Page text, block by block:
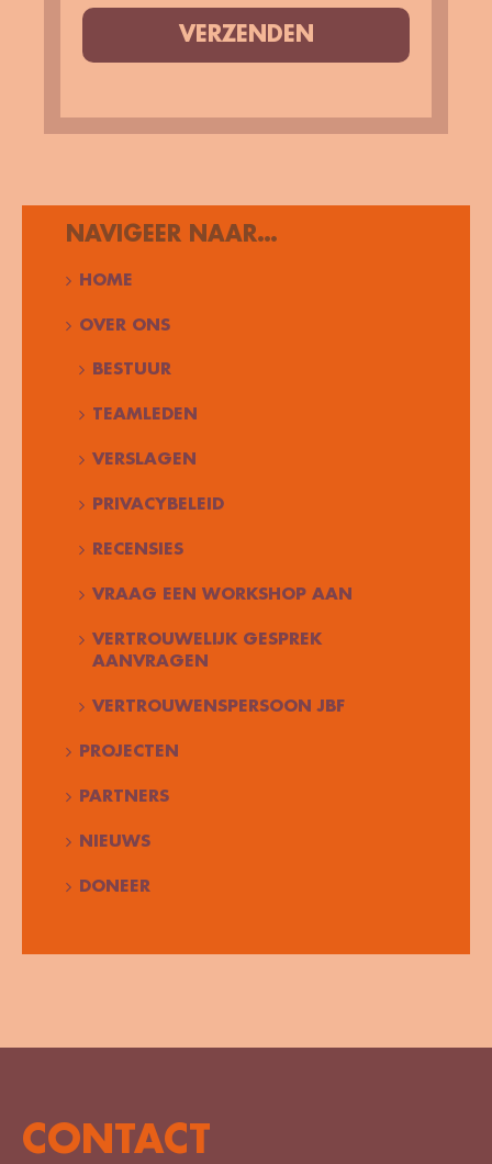
NAVIGEER NAAR…
HOME
OVER ONS
BESTUUR
TEAMLEDEN
VERSLAGEN
PRIVACYBELEID
RECENSIES
VRAAG EEN WORKSHOP AAN
VERTROUWELIJK GESPREK
AANVRAGEN
VERTROUWENSPERSOON JBF
PROJECTEN
PARTNERS
NIEUWS
DONEER
VERZENDEN
CONTACT